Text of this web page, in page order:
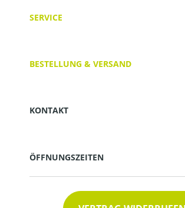
SERVICE
BESTELLUNG & VERSAND
KONTAKT
ÖFFNUNGSZEITEN